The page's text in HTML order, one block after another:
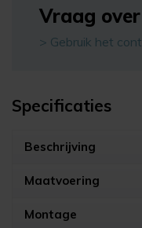
Vraag
> Gebruik het
Specificaties
Beschrijving
Maatvoering
Montage